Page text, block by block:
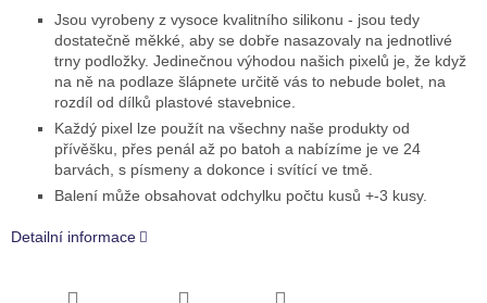
Jsou vyrobeny z vysoce kvalitního silikonu - jsou tedy
dostatečně měkké, aby se dobře nasazovaly na jednotlivé
trny podložky. Jedinečnou výhodou našich pixelů je, že když
na ně na podlaze šlápnete určitě vás to nebude bolet, na
rozdíl od dílků plastové stavebnice.
Každý pixel lze použít na všechny naše produkty od
přívěšku, přes penál až po batoh a nabízíme je ve 24
barvách, s písmeny a dokonce i svítící ve tmě.
Balení může obsahovat odchylku počtu kusů +-3 kusy.
Detailní informace